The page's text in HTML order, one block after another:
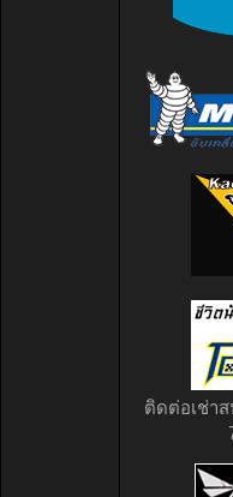
ติดต่อเช่า